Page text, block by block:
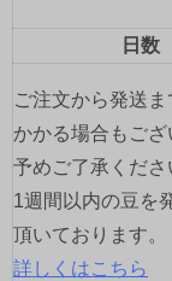
日数
ご注文から発送
かかる場合もご
予めご了承くださ
1週間以内の豆を
頂いております。
詳しくはこちら